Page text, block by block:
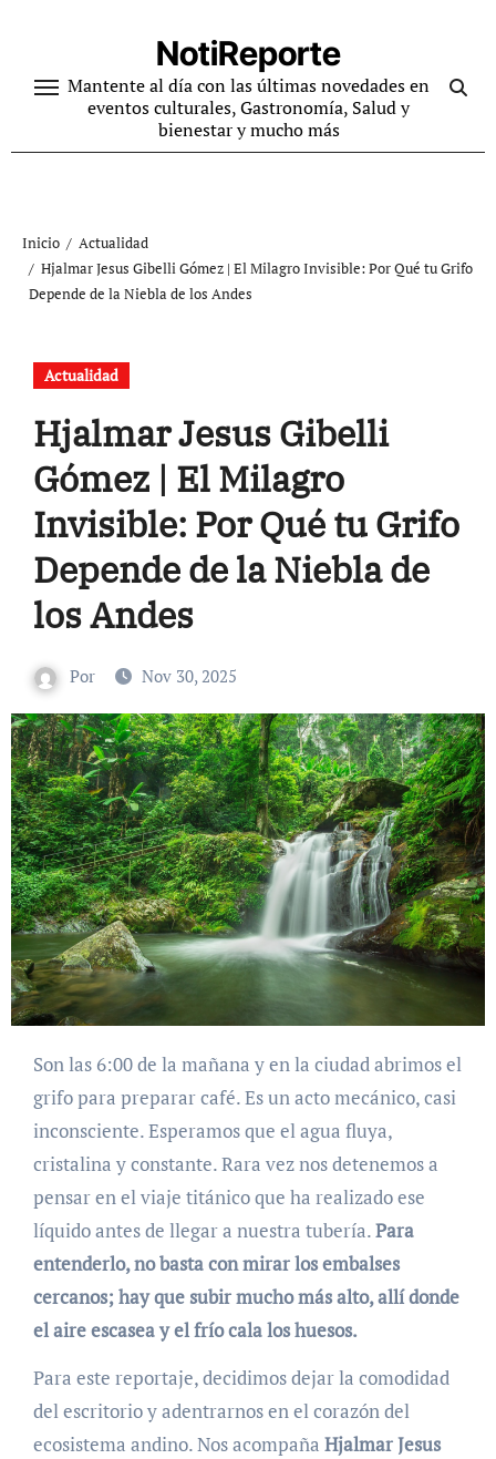
contenido
NotiReporte
Mantente al día con las últimas novedades en
eventos culturales, Gastronomía, Salud y
bienestar y mucho más
Inicio
Actualidad
Hjalmar Jesus Gibelli Gómez | El Milagro Invisible: Por Qué tu Grifo
Depende de la Niebla de los Andes
Actualidad
Hjalmar Jesus Gibelli
Gómez | El Milagro
Invisible: Por Qué tu Grifo
Depende de la Niebla de
los Andes
Por Nov 30, 2025
Son las 6:00 de la mañana y en la ciudad abrimos el
grifo para preparar café. Es un acto mecánico, casi
inconsciente. Esperamos que el agua fluya,
cristalina y constante. Rara vez nos detenemos a
pensar en el viaje titánico que ha realizado ese
líquido antes de llegar a nuestra tubería.Para
entenderlo, no basta con mirar los embalses
cercanos; hay que subir mucho más alto, allí donde
el aire escasea y el frío cala los huesos.
Para este reportaje, decidimos dejar la comodidad
del escritorio y adentrarnos en el corazón del
ecosistema andino. Nos acompaña Hjalmar Jesus